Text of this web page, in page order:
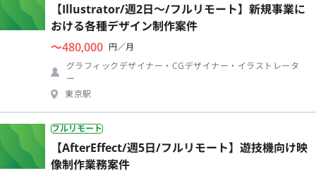
【Illustrator/週2日〜/フルリモート】新規事業に
おける各種デザイン制作案件
〜480,000 円／月
グラフィックデザイナー・CGデザイナー・イラストレータ
ー
東京駅
フルリモート
【AfterEffect/週5日/フルリモート】遊技機向け映
像制作業務案件